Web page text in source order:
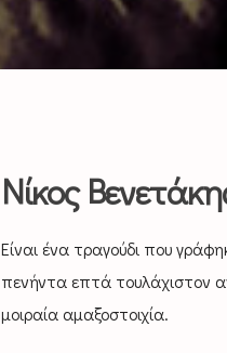
Νίκος
Είναι ένα τραγούδι που
πενήντα επτά τουλάχιστον
μοιραία αμαξοστοιχία.